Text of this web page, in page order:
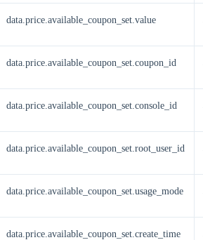
data.price.available_coupon_set.value
data.price.available_coupon_set.coupon_id
data.price.available_coupon_set.console_id
data.price.available_coupon_set.root_user_id
data.price.available_coupon_set.usage_mode
data.price.available_coupon_set.create_time